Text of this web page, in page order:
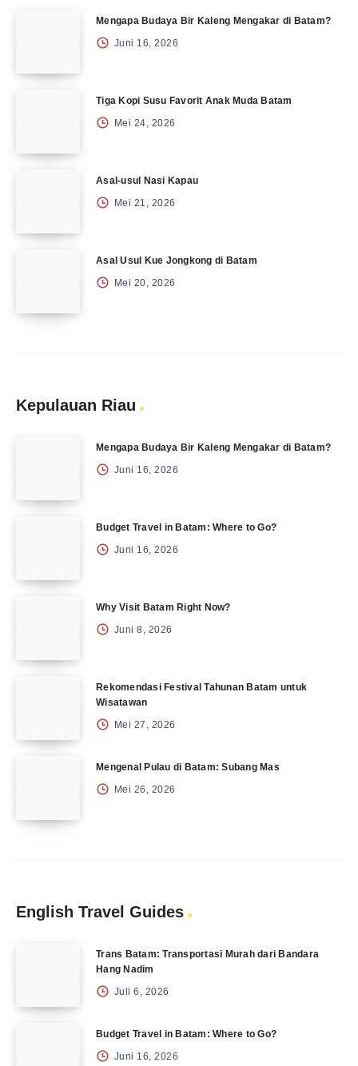
Mengapa Budaya Bir Kaleng Mengakar di Batam?
Juni 16, 2026
Tiga Kopi Susu Favorit Anak Muda Batam
Mei 24, 2026
Asal-usul Nasi Kapau
Mei 21, 2026
Asal Usul Kue Jongkong di Batam
Mei 20, 2026
Kepulauan Riau
Mengapa Budaya Bir Kaleng Mengakar di Batam?
Juni 16, 2026
Budget Travel in Batam: Where to Go?
Juni 16, 2026
Why Visit Batam Right Now?
Juni 8, 2026
Rekomendasi Festival Tahunan Batam untuk
Wisatawan
Mei 27, 2026
Mengenal Pulau di Batam: Subang Mas
Mei 26, 2026
English Travel Guides
Trans Batam: Transportasi Murah dari Bandara
Hang Nadim
Juli 6, 2026
Budget Travel in Batam: Where to Go?
Juni 16, 2026